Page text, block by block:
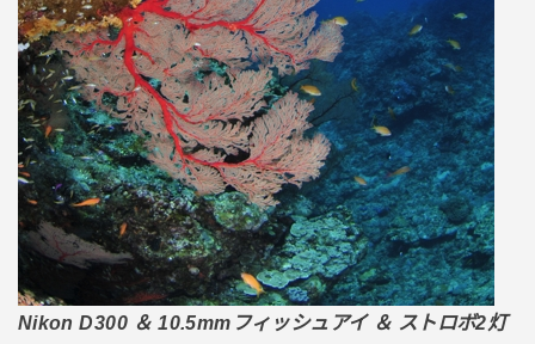
Nikon D300 ＆ 10.5mmフィッシュアイ ＆ ストロボ2灯